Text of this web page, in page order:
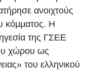
ανοιχτούς
κόμματος. Η
της ΓΣΕΕ
χώρου ως
του ελληνικού